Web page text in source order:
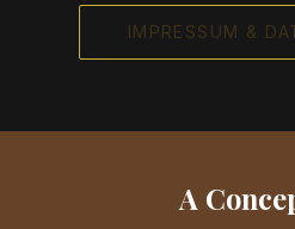
IMPRESSUM &
A